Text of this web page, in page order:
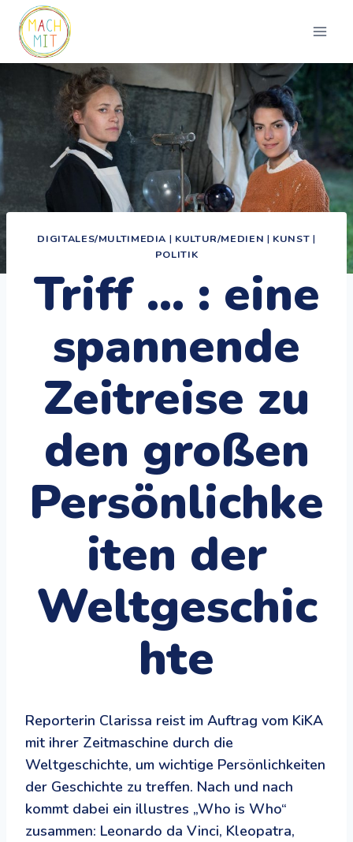
Zum
Inhalt
springen
DIGITALES/MULTIMEDIA | KULTUR/MEDIEN | KUNST |
POLITIK
Triff … : eine
spannende
Zeitreise zu
den großen
Persönlichke
iten der
Weltgeschic
hte
Reporterin Clarissa reist im Auftrag vom KiKA
mit ihrer Zeitmaschine durch die
Weltgeschichte, um wichtige Persönlichkeiten
der Geschichte zu treffen. Nach und nach
kommt dabei ein illustres „Who is Who“
zusammen: Leonardo da Vinci, Kleopatra,